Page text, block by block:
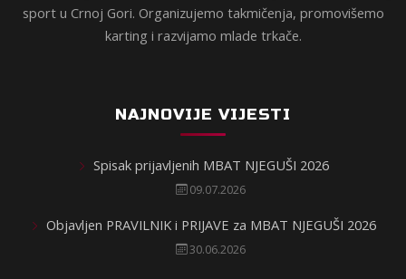
sport u Crnoj Gori. Organizujemo takmičenja, promovišemo
karting i razvijamo mlade trkače.
NAJNOVIJE VIJESTI
Spisak prijavljenih MBAT NJEGUŠI 2026
09.07.2026
Objavljen PRAVILNIK i PRIJAVE za MBAT NJEGUŠI 2026
30.06.2026